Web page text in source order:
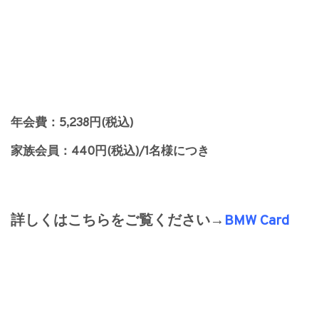
年会費：5,238円(税込)
家族会員：440円(税込)/1名様につき
詳しくはこちらをご覧ください→ BMW Card